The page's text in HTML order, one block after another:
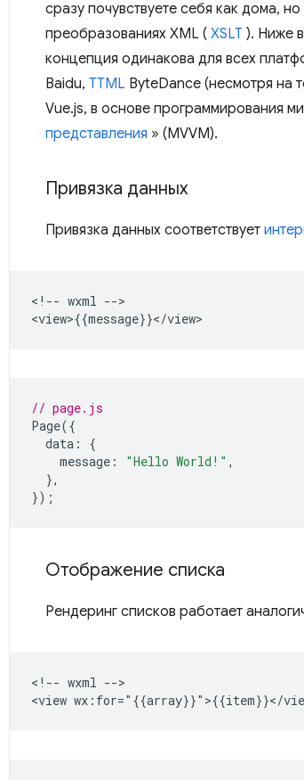
сразу почувствуете себя как дома,
преобразованиях XML ( XSLT ). Ниже
концепция одинакова для всех
Baidu, TTML ByteDance (несмотря на
Vue.js, в основе программирования
представления » (MVVM).
Привязка данных
Привязка данных соответствует
<!-- wxml -->
// page.js
Page({
data :
{
message : "Hello World!" ,
},
});
Отображение списка
Рендеринг списков работает
<!-- wxml -->